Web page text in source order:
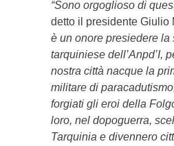
“Sono orgoglioso di
detto il presidente Giulio
è un onore presiedere la
tarquiniese dell’Anpd’I,
nostra città nacque la
militare di
forgiati gli eroi della
loro, nel dopoguerra,
Tarquinia e divennero